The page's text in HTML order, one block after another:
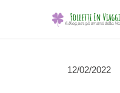
12/02/2022